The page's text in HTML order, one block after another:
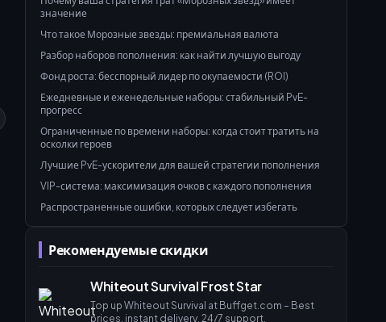
значение
Что такое Морозные звезды: премиальная валюта
Разбор наборов пополнения: как найти лучшую выгоду
Фонд роста: бесспорный лидер по окупаемости (ROI)
Ежедневные и еженедельные наборы: стабильный PvE-
прогресс
Ограниченные по времени наборы: когда стоит тратить на
осколки героев
Лучшие PvE-ускорители для вашей стратегии пополнения
VIP-система: максимизация очков с каждого пополнения
Распространенные ошибки, которых следует избегать
Заключительные мысли и резюме стратегии пополнения
Раздел FAQ
Рекомендуемые скидки
Whiteout Survival Frost Star
Top up Whiteout Survival at Buffget.com – Best
prices, instant delivery, 24/7 support.